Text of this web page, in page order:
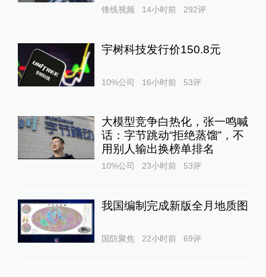
锋线视频 14小时前 292评
宇树科技发行价150.8元
10%公司 16小时前 53评
大模型竞争白热化，张一鸣喊
话：字节跳动“拒绝蒸馏”，不
用别人输出换榜单排名
10%公司 23小时前 53评
我国编制完成新版全月地质图
国防聚焦 22小时前 69评